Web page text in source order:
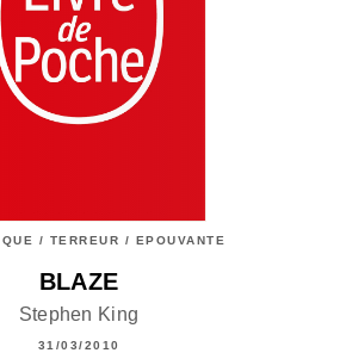
/ TERREUR / EPOUVANTE
BLAZE
Stephen King
31/03/2010